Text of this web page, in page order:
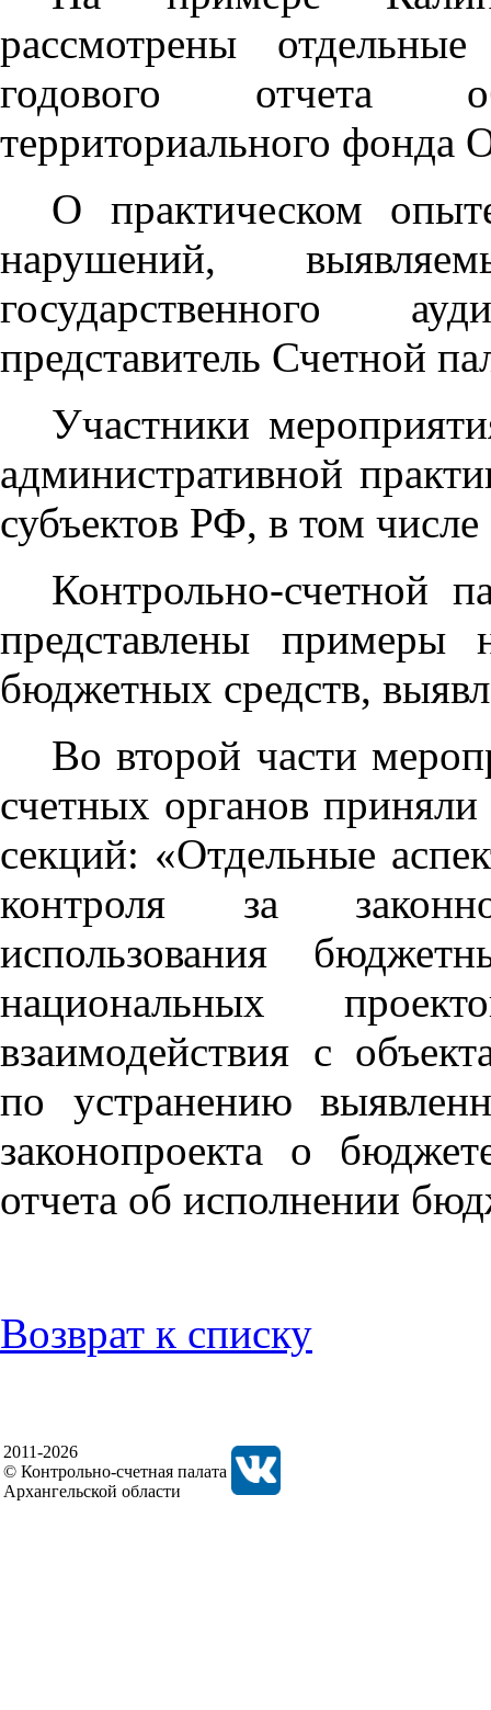
рассмотрены
годового отчета
территориального
О практическом
нарушений,
государственного
представитель Счетной
Участники
административной
субъектов РФ, в том
Контрольно-счетной
представлены примеры
бюджетных средств,
Во второй части
счетных органов
секций: «Отдельные
контроля за
использования
национальных
взаимодействия с
по устранению
законопроекта о
отчета об исполнении
Возврат к списку
2011-2026
© Контрольно-счетная палата
Архангельской области